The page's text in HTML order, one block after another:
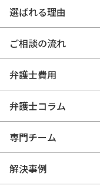
選ばれる理由
ご相談の流れ
弁護士費用
弁護士コラム
専門チーム
解決事例